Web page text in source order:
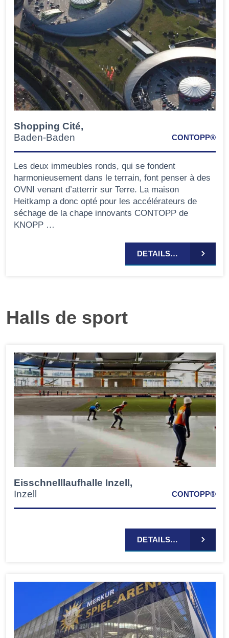
Shopping Cité,
Baden-Baden
CONTOPP®
Les deux immeubles ronds, qui se fondent
harmonieusement dans le terrain, font penser à des
OVNI venant d’atterrir sur Terre. La maison
Heitkamp a donc opté pour les accélérateurs de
séchage de la chape innovants CONTOPP de
KNOPP …
DETAILS…
Halls de sport
Eisschnelllaufhalle Inzell,
Inzell
CONTOPP®
DETAILS…